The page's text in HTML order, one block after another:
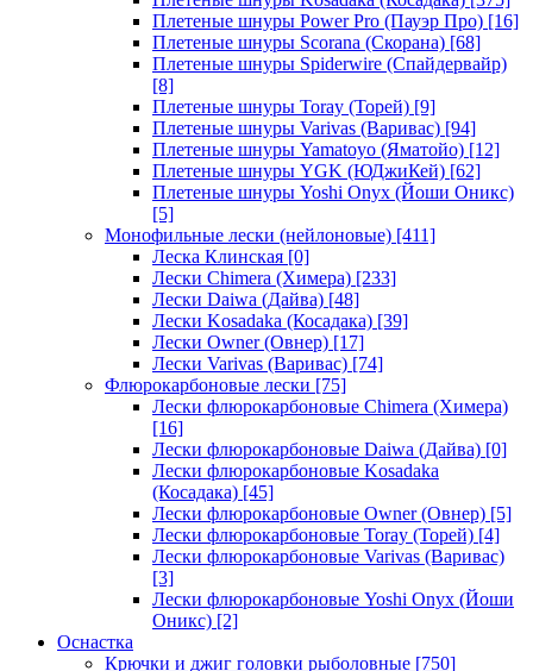
Плетеные шнуры Power Pro (Пауэр Про) [16]
Плетеные шнуры Scorana (Скорана) [68]
Плетеные шнуры Spiderwire (Спайдервайр)
[8]
Плетеные шнуры Toray (Торей) [9]
Плетеные шнуры Varivas (Варивас) [94]
Плетеные шнуры Yamatoyo (Яматойо) [12]
Плетеные шнуры YGK (ЮДжиКей) [62]
Плетеные шнуры Yoshi Onyx (Йоши Оникс)
[5]
Монофильные лески (нейлоновые) [411]
Леска Клинская [0]
Лески Chimera (Химера) [233]
Лески Daiwa (Дайва) [48]
Лески Kosadaka (Косадака) [39]
Лески Owner (Овнер) [17]
Лески Varivas (Варивас) [74]
Флюрокарбоновые лески [75]
Лески флюрокарбоновые Chimera (Химера)
[16]
Лески флюрокарбоновые Daiwa (Дайва) [0]
Лески флюрокарбоновые Kosadaka
(Косадака) [45]
Лески флюрокарбоновые Owner (Овнер) [5]
Лески флюрокарбоновые Toray (Торей) [4]
Лески флюрокарбоновые Varivas (Варивас)
[3]
Лески флюрокарбоновые Yoshi Onyx (Йоши
Оникс) [2]
Оснастка
Крючки и джиг головки рыболовные [750]